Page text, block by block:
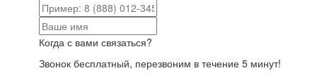
Когда с вами связаться?
Звонок бесплатный, перезвоним в течение 5 минут!